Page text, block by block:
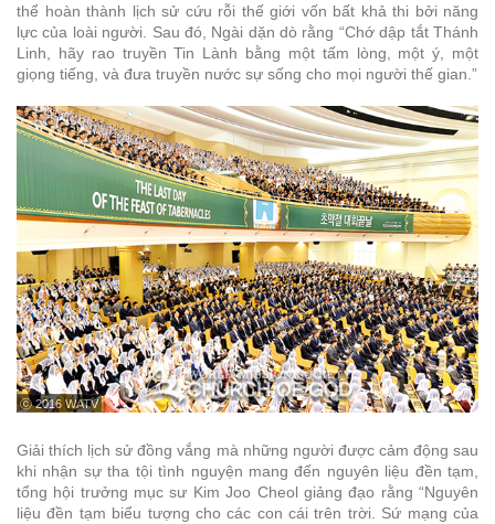
thể hoàn thành lịch sử cứu rỗi thế giới vốn bất khả thi bởi năng
lực của loài người. Sau đó, Ngài dặn dò rằng “Chớ dập tắt Thánh
Linh, hãy rao truyền Tin Lành bằng một tấm lòng, một ý, một
giọng tiếng, và đưa truyền nước sự sống cho mọi người thế gian.”
ⓒ 2016 WATV
Giải thích lịch sử đồng vắng mà những người được cảm động sau
khi nhận sự tha tội tình nguyện mang đến nguyên liệu đền tạm,
tổng hội trưởng mục sư Kim Joo Cheol giảng đạo rằng “Nguyên
liệu đền tạm biểu tượng cho các con cái trên trời. Sứ mạng của